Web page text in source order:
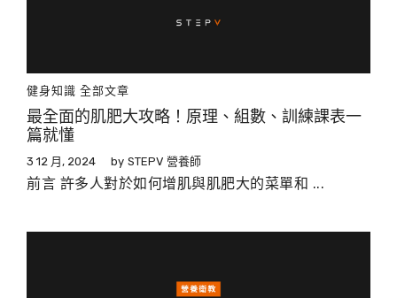
健身知識 全部文章
最全面的肌肥大攻略！原理、組數、訓練課表一
篇就懂
3 12 月, 2024 by STEPV 營養師
前言 許多人對於如何增肌與肌肥大的菜單和 ...